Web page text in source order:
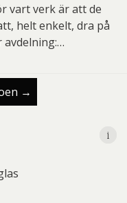
vart verk är att de
helt enkelt, dra på
avdelning:…
→
ii